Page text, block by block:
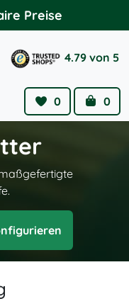
Preise
4.79 von 5
Wishlist
0
Cart
0